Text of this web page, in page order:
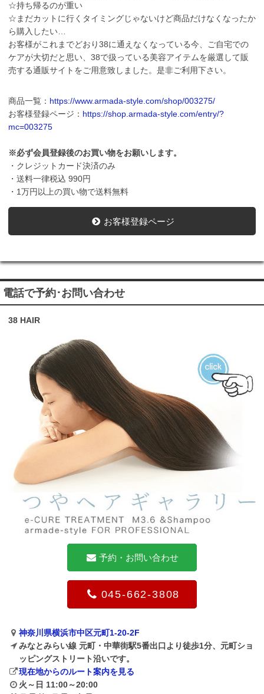
☆持ち帰るのが重い
☆まだカットに行くタイミングじゃないけど商品だけなくなったか
ら購入したい…
お客様がこれまでどおり38に通えなくなっている今、ご自宅での
ケアが大切だと思い、38で扱っている美容アイテムを厳選して販
売する通販サイトをご用意致しました。是非ご利用下さい。
商品一覧： https://www.armada-style.com/shop/003275/
お客様登録ページ： https://shop.armada-style.com/entry/?
mc=003275
※必ず会員登録後のお買い物をお願いします。
・クレジットカード決済のみ
・送料一律税込 990円
・1万円以上の買い物で送料無料
お客様登録ページ
電話で予約･お問い合わせ
38 HAIR
予約・お問い合わせ
045-662-3808
神奈川県横浜市中区元町1-20-2F
みなとみらい線 元町・中華街駅5番出口より徒歩1分、元町ショ
ッピングストリート沿いです。
現在地からのルート案内を見る
火～日 11:00～20:00